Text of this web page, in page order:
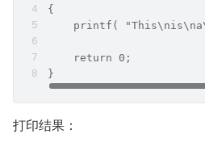
{
printf(
    return 0;
}
打印结果：